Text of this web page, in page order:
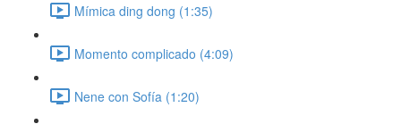
Mímica ding dong (1:35)
Momento complicado (4:09)
Nene con Sofía (1:20)